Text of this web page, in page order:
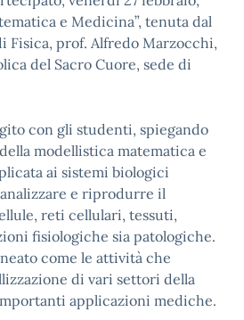
e Medicina”, tenuta dal
Fisica, prof. Alfredo Marzocchi,
del Sacro Cuore, sede di
con gli studenti, spiegando
modellistica matematica e
ai sistemi biologici
e riprodurre il
reti cellulari, tessuti,
fisiologiche sia patologiche.
come le attività che
di vari settori della
applicazioni mediche.